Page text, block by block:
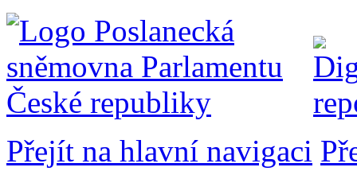
Přejít na hlavní navigaci